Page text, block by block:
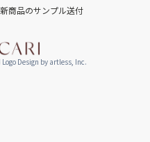
商品のサンプル送付
Design by artless, Inc.